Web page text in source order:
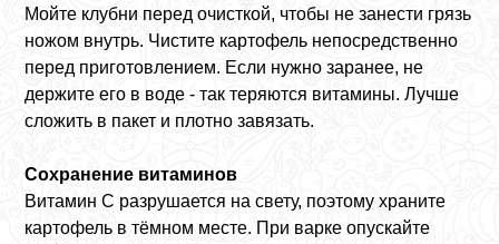
Мойте клубни перед очисткой, чтобы не занести грязь
ножом внутрь. Чистите картофель непосредственно
перед приготовлением. Если нужно заранее, не
держите его в воде - так теряются витамины. Лучше
сложить в пакет и плотно завязать.
Сохранение витаминов
Витамин C разрушается на свету, поэтому храните
картофель в тёмном месте. При варке опускайте